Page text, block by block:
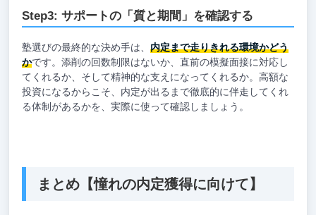
Step3: サポートの「質と期間」を確認する
塾選びの最終的な決め手は、 内定まで走りきれる環境かどう
かです。添削の回数制限はないか、直前の模擬面接に対応し
てくれるか、そして精神的な支えになってくれるか。高額な
投資になるからこそ、内定が出るまで徹底的に伴走してくれ
る体制があるかを、実際に使って確認しましょう。
まとめ【憧れの内定獲得に向けて】